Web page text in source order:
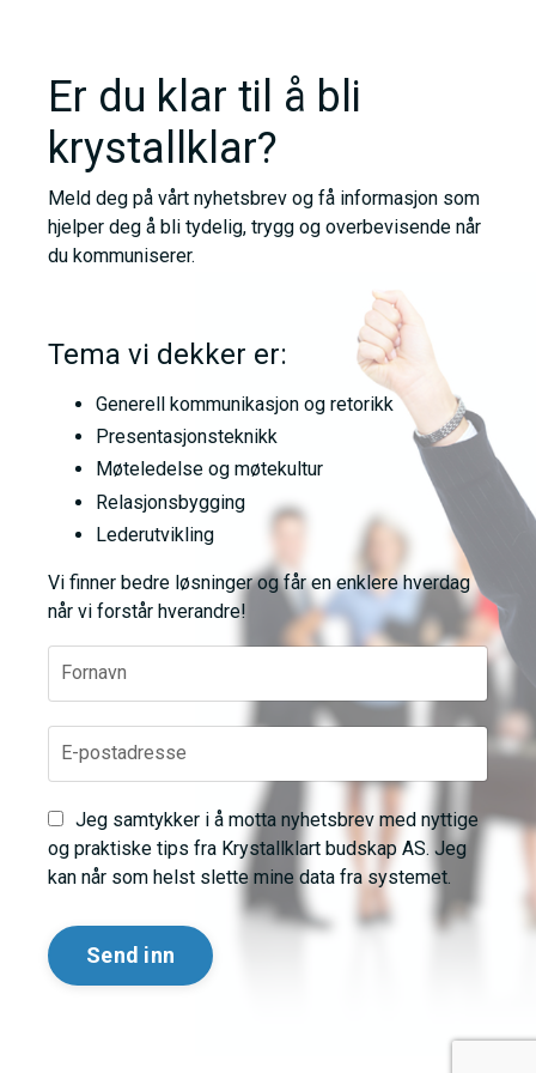
Er du klar til å bli
krystallklar?
Meld deg på vårt nyhetsbrev og få informasjon som
hjelper deg å bli tydelig, trygg og overbevisende når
du kommuniserer.
Tema vi dekker er:
Generell kommunikasjon og retorikk
Presentasjonsteknikk
Møteledelse og møtekultur
Relasjonsbygging
Lederutvikling
Vi finner bedre løsninger og får en enklere hverdag
når vi forstår hverandre!
Jeg samtykker i å motta nyhetsbrev med nyttige
og praktiske tips fra Krystallklart budskap AS. Jeg
kan når som helst slette mine data fra systemet.
Send inn